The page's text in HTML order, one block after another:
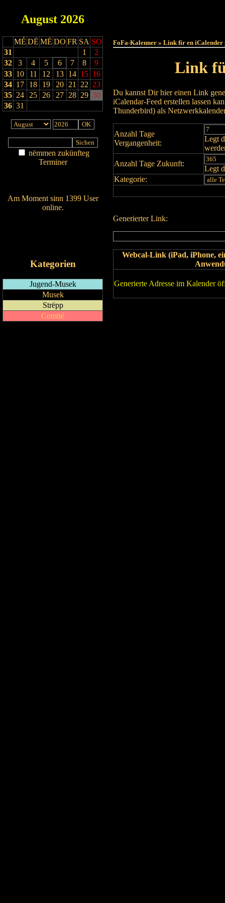
August 2026
MÉ DË MË DO FR SA SO
31
1
2
32
3 4 5 6 7 8
9
33 10 11 12 13 14 15 16
34 17 18 19 20 21 22 23
35 24 25 26 27 28 29 30
36 31
nëmmen zukünfteg
Terminer
Am Moment sinn 1399 User
online.
Kategorien
Jugend-Musek
Musek
Strëpp
Comité
FoFa-Kalenner » Link fir en iCalender
Link
Du kannst Dir hier einen Link
iCalendar-Feed erstellen lassen
Thunderbird) als
Anzahl Tage
Vergangenheit:
Legt
Anzahl Tage Zukunft:
Legt
Kategorie:
Generierter Link:
Webcal-Link (iPad, iPhone,
Generierte Adresse im Kalender